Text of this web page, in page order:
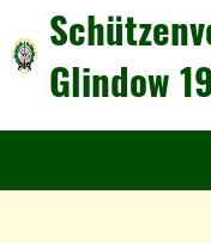
Glindow